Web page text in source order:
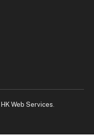
HK Web Services